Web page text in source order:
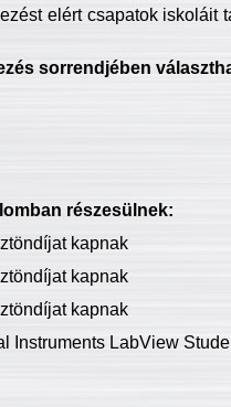
elért csapatok iskoláit
sorrendjében
részesülnek:
kapnak
kapnak
kapnak
LabView